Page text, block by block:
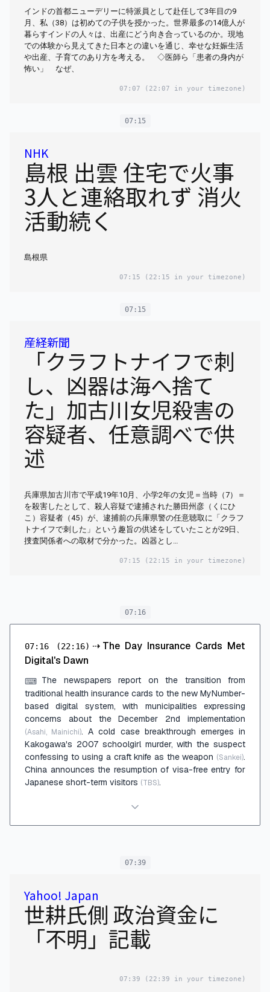
インドの首都ニューデリーに特派員として赴任して3年目の9
月、私（38）は初めての子供を授かった。世界最多の14億人が
暮らすインドの人々は、出産にどう向き合っているのか。現地
での体験から見えてきた日本との違いを通じ、幸せな妊娠生活
や出産、子育てのあり方を考える。 ◇医師ら「患者の身内が
怖い」 なぜ、
07:07 (22:07 in your timezone)
07:15
NHK
島根 出雲 住宅で火事
3人と連絡取れず 消火
活動続く
島根県
07:15 (22:15 in your timezone)
07:15
産経新聞
「クラフトナイフで刺
し、凶器は海へ捨て
た」加古川女児殺害の
容疑者、任意調べで供
述
兵庫県加古川市で平成19年10月、小学2年の女児＝当時（7）＝
を殺害したとして、殺人容疑で逮捕された勝田州彦（くにひ
こ）容疑者（45）が、逮捕前の兵庫県警の任意聴取に「クラフ
トナイフで刺した」という趣旨の供述をしていたことが29日、
捜査関係者への取材で分かった。凶器とし…
07:15 (22:15 in your timezone)
07:16
07:16 (22:16) ⇢ The Day Insurance Cards Met
Digital's Dawn
⌨ The newspapers report on the transition from
traditional health insurance cards to the new MyNumber-
based digital system, with municipalities expressing
concerns about the December 2nd implementation
(Asahi, Mainichi). A cold case breakthrough emerges in
Kakogawa's 2007 schoolgirl murder, with the suspect
confessing to using a craft knife as the weapon (Sankei).
China announces the resumption of visa-free entry for
Japanese short-term visitors (TBS).
07:39
Yahoo! Japan
世耕氏側 政治資金に
「不明」記載
07:39 (22:39 in your timezone)